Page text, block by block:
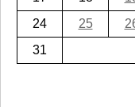
24
25
31